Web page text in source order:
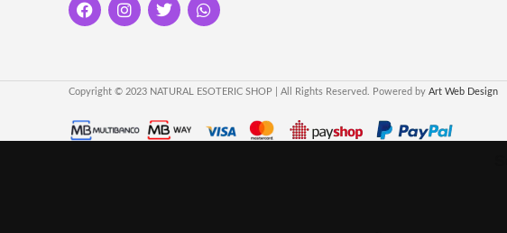
Copyright © 2023 NATURAL ESOTERIC SHOP | All Rights Reserved. Powered by Art Web Design